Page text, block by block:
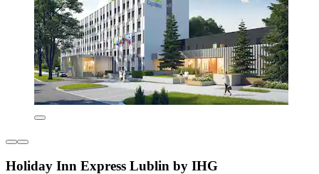
Holiday Inn Express Lublin by IHG